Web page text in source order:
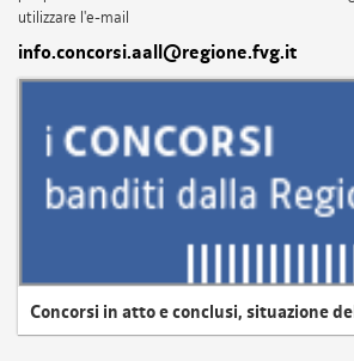
utilizzare l'e-mail
info.concorsi.aall@regione.fvg.it
Concorsi in atto e conclusi, situazione